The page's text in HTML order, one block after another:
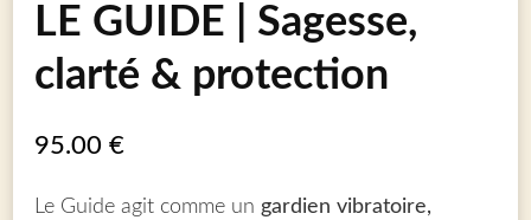
LE GUIDE | Sagesse,
clarté & protection
95.00 €
Le Guide agit comme un gardien vibratoire,